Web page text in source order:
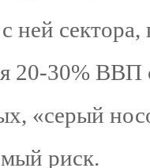
ней
20-30% ВВП
«серый
риск.